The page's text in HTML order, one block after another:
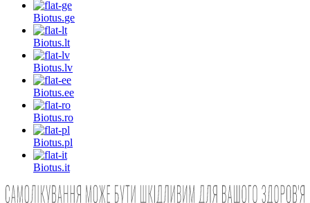
Biotus.ge
Biotus.lt
Biotus.lv
Biotus.ee
Biotus.ro
Biotus.pl
Biotus.it